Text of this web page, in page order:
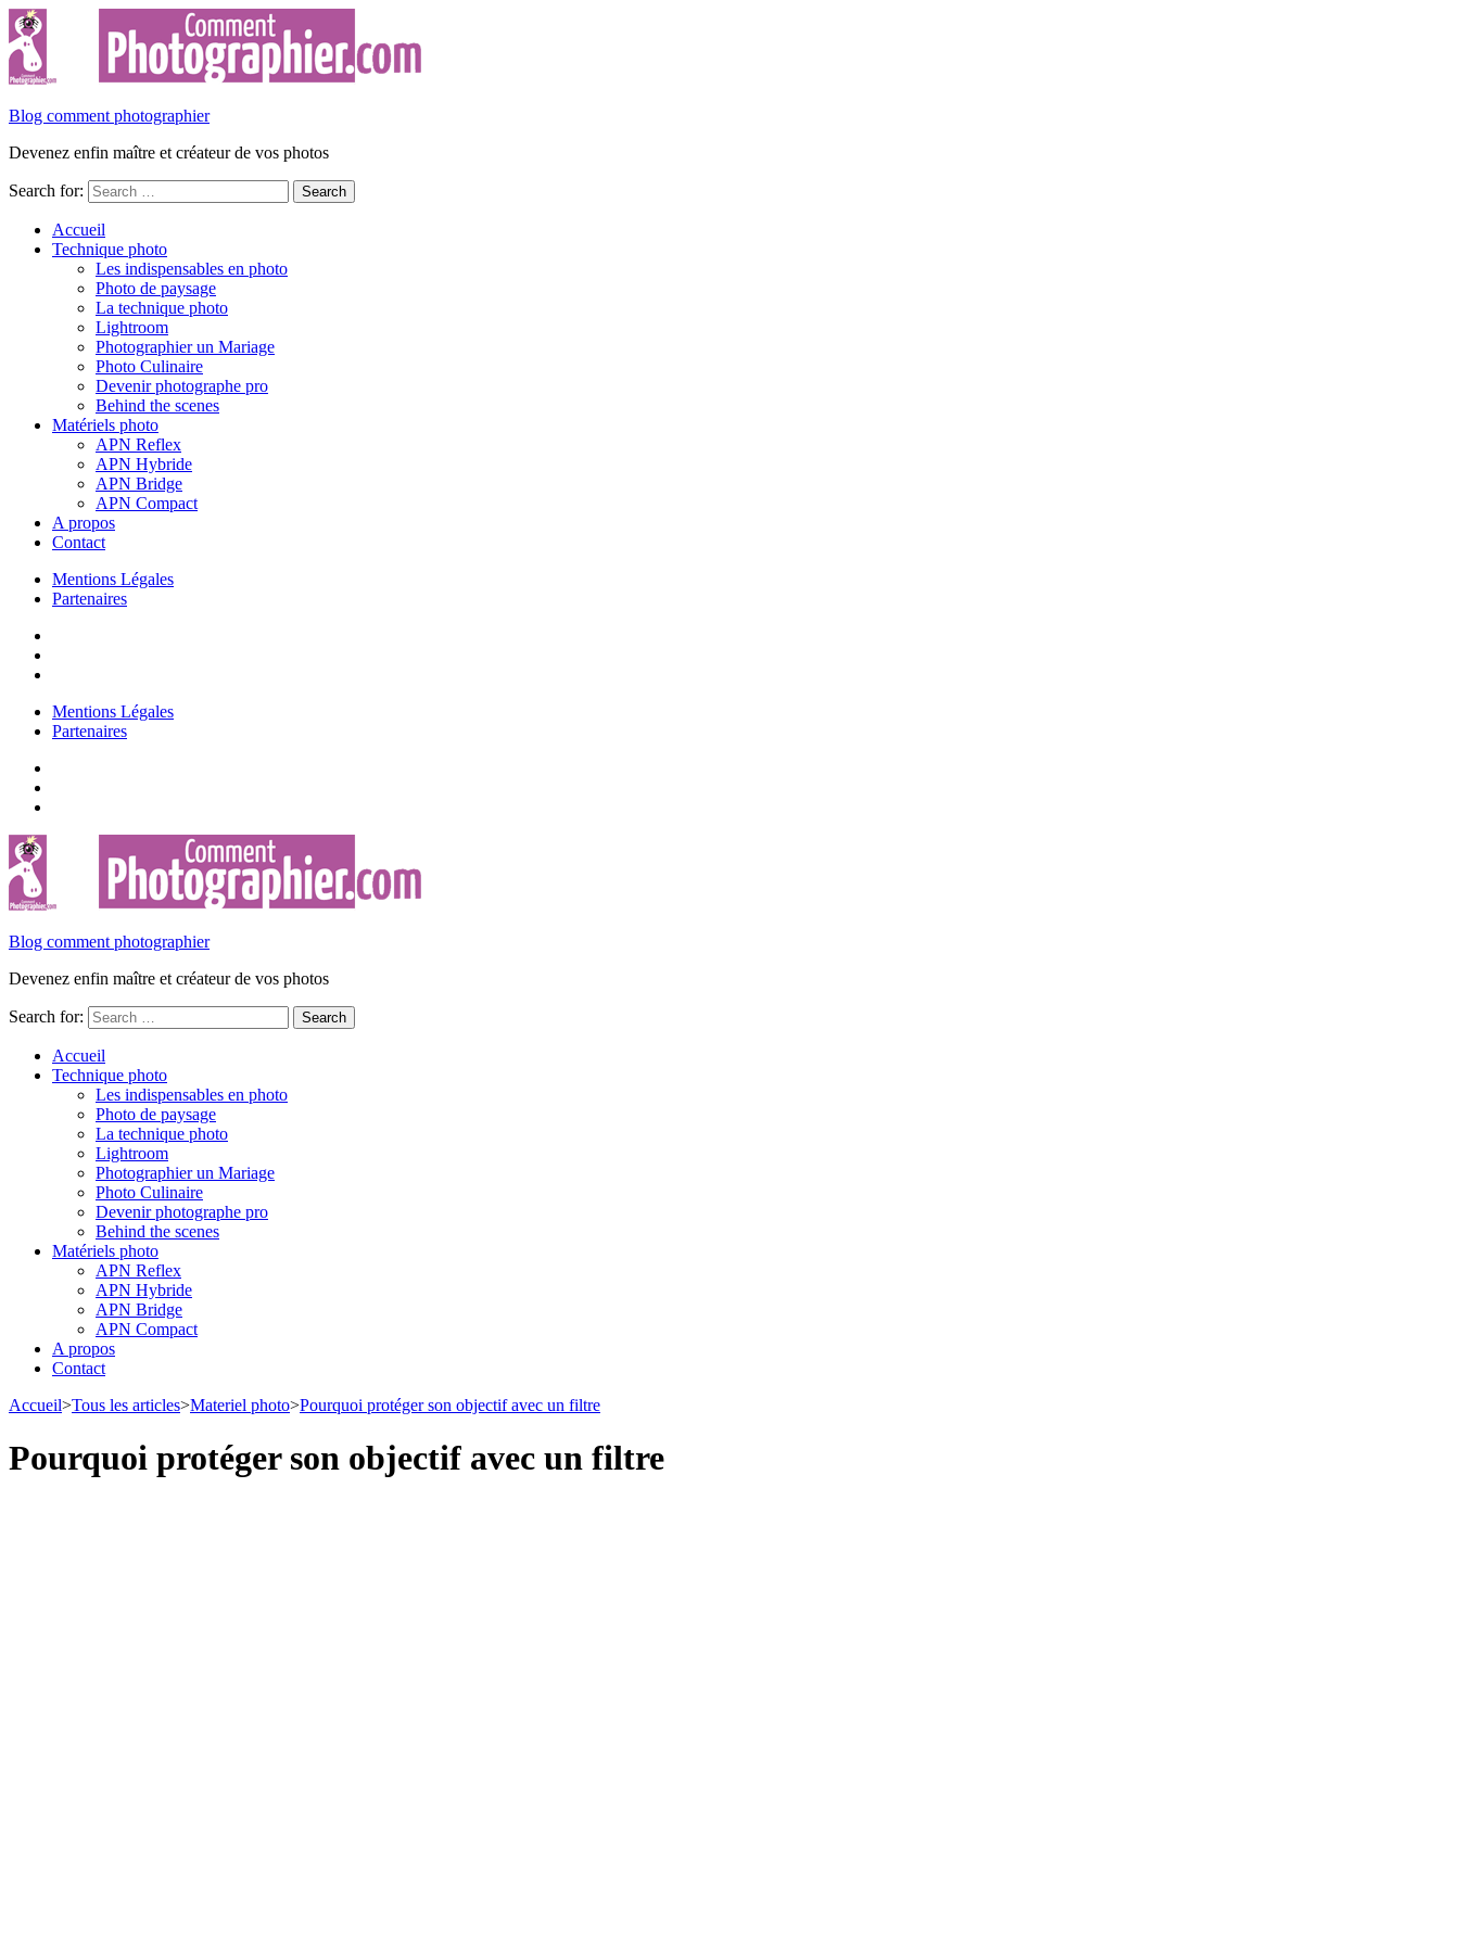
Blog comment photographier
Devenez enfin maître et créateur de vos photos
Search for:
Accueil
Technique photo
Les indispensables en photo
Photo de paysage
La technique photo
Lightroom
Photographier un Mariage
Photo Culinaire
Devenir photographe pro
Behind the scenes
Matériels photo
APN Reflex
APN Hybride
APN Bridge
APN Compact
A propos
Contact
Mentions Légales
Partenaires
Mentions Légales
Partenaires
Blog comment photographier
Devenez enfin maître et créateur de vos photos
Search for:
Accueil
Technique photo
Les indispensables en photo
Photo de paysage
La technique photo
Lightroom
Photographier un Mariage
Photo Culinaire
Devenir photographe pro
Behind the scenes
Matériels photo
APN Reflex
APN Hybride
APN Bridge
APN Compact
A propos
Contact
Accueil>Tous les articles>Materiel photo>Pourquoi protéger son objectif avec un filtre
Pourquoi protéger son objectif avec un filtre